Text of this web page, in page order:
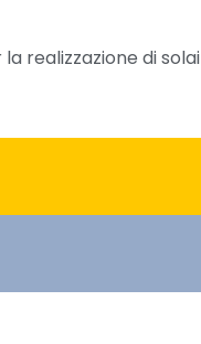
realizzazione di solai